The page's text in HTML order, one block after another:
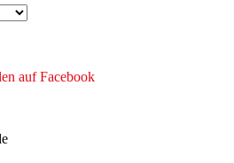
auf Facebook